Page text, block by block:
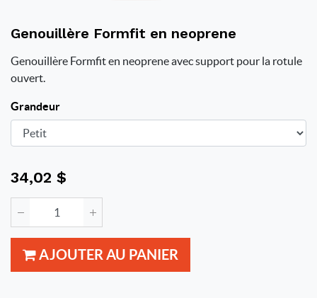
Genouillère Formfit en neoprene
Genouillère Formfit en neoprene avec support pour la rotule
ouvert.
Grandeur
34,02 $
AJOUTER AU PANIER